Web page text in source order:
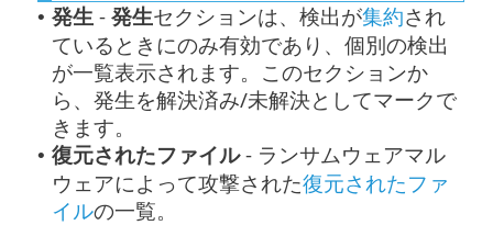
• 発生 - 発生セクションは、検出が集約され
ているときにのみ有効であり、個別の検出
が一覧表示されます。このセクションか
ら、発生を解決済み/未解決としてマークで
きます。
• 復元されたファイル- ランサムウェアマル
ウェアによって攻撃された復元されたファ
イルの一覧。